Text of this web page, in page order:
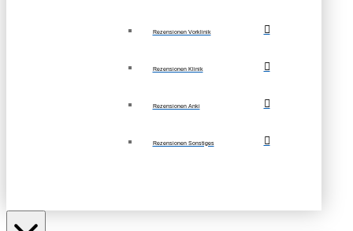
Rezensionen Vorklinik
Rezensionen Klinik
Rezensionen Anki
Rezensionen Sonstiges